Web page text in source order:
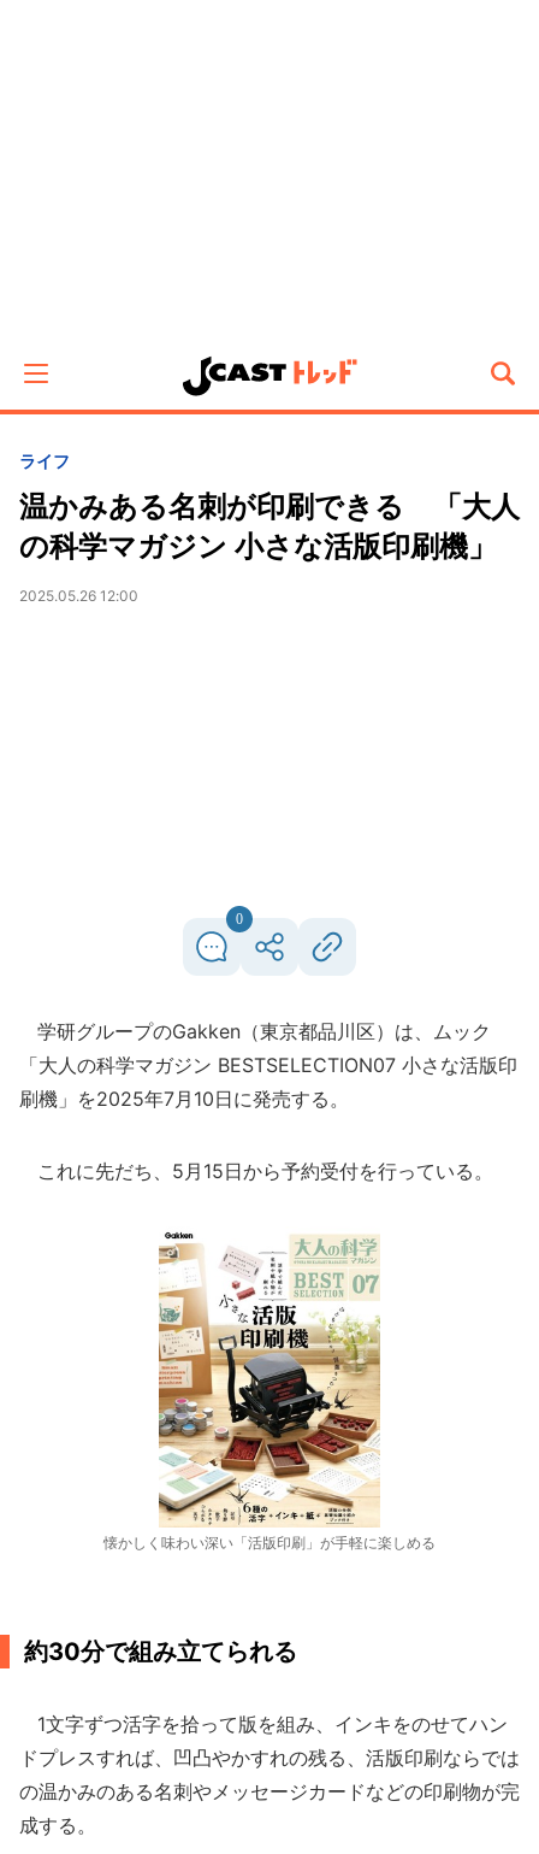
ライフ
温かみある名刺が印刷できる 「大人
の科学マガジン 小さな活版印刷機」
2025.05.26 12:00
0
学研グループのGakken（東京都品川区）は、ムック
「大人の科学マガジン BESTSELECTION07 小さな活版印
刷機」を2025年7月10日に発売する。
これに先だち、5月15日から予約受付を行っている。
懐かしく味わい深い「活版印刷」が手軽に楽しめる
約30分で組み立てられる
1文字ずつ活字を拾って版を組み、インキをのせてハン
ドプレスすれば、凹凸やかすれの残る、活版印刷ならでは
の温かみのある名刺やメッセージカードなどの印刷物が完
成する。